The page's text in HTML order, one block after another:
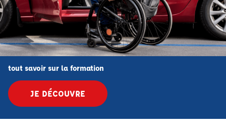
tout savoir sur la formation
JE DÉCOUVRE